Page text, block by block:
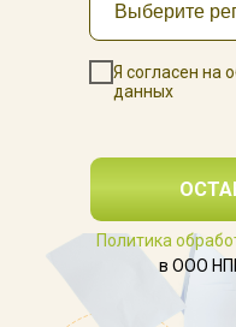
Я согласен на
данных
Политика
в ООО